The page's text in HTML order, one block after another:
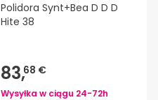
Polidora Synt+Bea D D D
Hite 38
83,68 €
Wysyłka w ciągu 24-72h